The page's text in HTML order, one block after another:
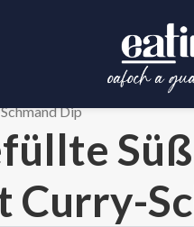
Dip
Curry-